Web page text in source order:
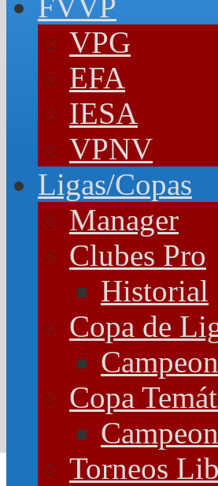
VPG
EFA
IESA
VPNV
Ligas/Copas
Manager
Clubes Pro
Historial
Copa de
Copa
Torneos